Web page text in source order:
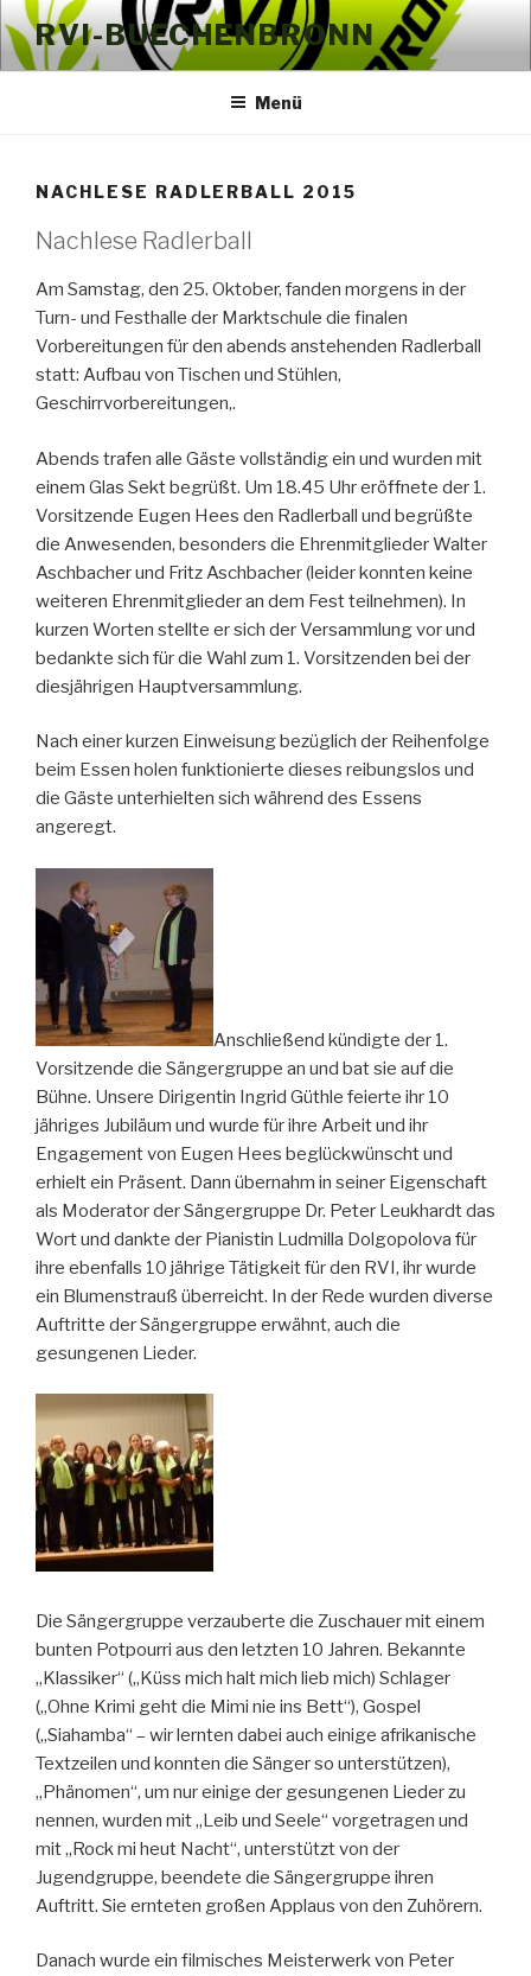
Zum
Inhalt
springen
RVI-BUECHENBRONN
Menü
NACHLESE RADLERBALL 2015
Nachlese Radlerball
Am Samstag, den 25. Oktober, fanden morgens in der
Turn- und Festhalle der Marktschule die finalen
Vorbereitungen für den abends anstehenden Radlerball
statt: Aufbau von Tischen und Stühlen,
Geschirrvorbereitungen,.
Abends trafen alle Gäste vollständig ein und wurden mit
einem Glas Sekt begrüßt. Um 18.45 Uhr eröffnete der 1.
Vorsitzende Eugen Hees den Radlerball und begrüßte
die Anwesenden, besonders die Ehrenmitglieder Walter
Aschbacher und Fritz Aschbacher (leider konnten keine
weiteren Ehrenmitglieder an dem Fest teilnehmen). In
kurzen Worten stellte er sich der Versammlung vor und
bedankte sich für die Wahl zum 1. Vorsitzenden bei der
diesjährigen Hauptversammlung.
Nach einer kurzen Einweisung bezüglich der Reihenfolge
beim Essen holen funktionierte dieses reibungslos und
die Gäste unterhielten sich während des Essens
angeregt.
Anschließend kündigte der 1.
Vorsitzende die Sängergruppe an und bat sie auf die
Bühne. Unsere Dirigentin Ingrid Güthle feierte ihr 10
jähriges Jubiläum und wurde für ihre Arbeit und ihr
Engagement von Eugen Hees beglückwünscht und
erhielt ein Präsent. Dann übernahm in seiner Eigenschaft
als Moderator der Sängergruppe Dr. Peter Leukhardt das
Wort und dankte der Pianistin Ludmilla Dolgopolova für
ihre ebenfalls 10 jährige Tätigkeit für den RVI, ihr wurde
ein Blumenstrauß überreicht. In der Rede wurden diverse
Auftritte der Sängergruppe erwähnt, auch die
gesungenen Lieder.
Die Sängergruppe verzauberte die Zuschauer mit einem
bunten Potpourri aus den letzten 10 Jahren. Bekannte
„Klassiker“ („Küss mich halt mich lieb mich) Schlager
(„Ohne Krimi geht die Mimi nie ins Bett“), Gospel
(„Siahamba“ – wir lernten dabei auch einige afrikanische
Textzeilen und konnten die Sänger so unterstützen),
„Phänomen“, um nur einige der gesungenen Lieder zu
nennen, wurden mit „Leib und Seele“ vorgetragen und
mit „Rock mi heut Nacht“, unterstützt von der
Jugendgruppe, beendete die Sängergruppe ihren
Auftritt. Sie ernteten großen Applaus von den Zuhörern.
Danach wurde ein filmisches Meisterwerk von Peter